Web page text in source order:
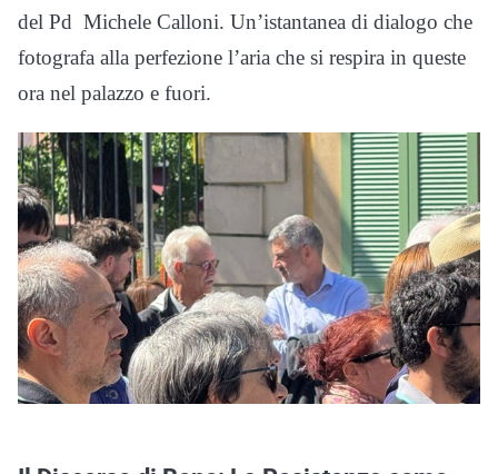
del Pd Michele Calloni. Un’istantanea di dialogo che
fotografa alla perfezione l’aria che si respira in queste
ora nel palazzo e fuori.